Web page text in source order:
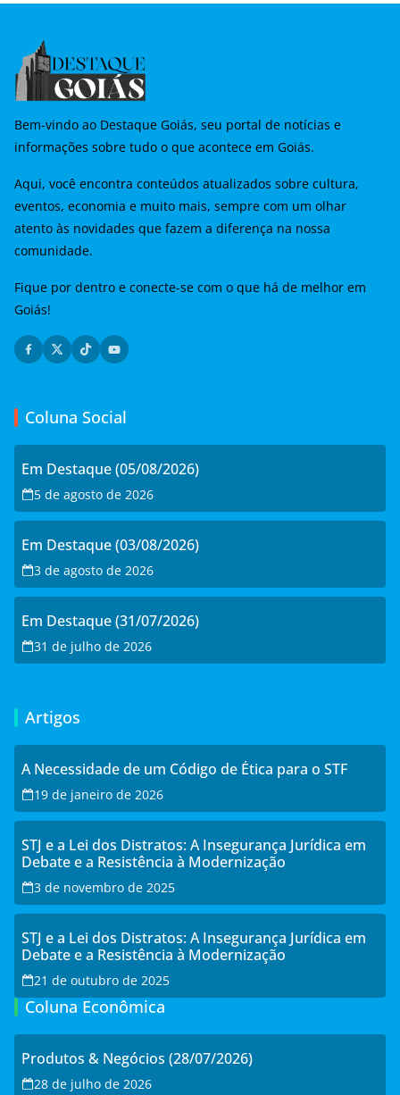
Bem-vindo ao Destaque Goiás, seu portal de notícias e
informações sobre tudo o que acontece em Goiás.
Aqui, você encontra conteúdos atualizados sobre cultura,
eventos, economia e muito mais, sempre com um olhar
atento às novidades que fazem a diferença na nossa
comunidade.
Fique por dentro e conecte-se com o que há de melhor em
Goiás!
Coluna Social
Em Destaque (05/08/2026)
5 de agosto de 2026
Em Destaque (03/08/2026)
3 de agosto de 2026
Em Destaque (31/07/2026)
31 de julho de 2026
Artigos
A Necessidade de um Código de Ética para o STF
19 de janeiro de 2026
STJ e a Lei dos Distratos: A Insegurança Jurídica em
Debate e a Resistência à Modernização
3 de novembro de 2025
STJ e a Lei dos Distratos: A Insegurança Jurídica em
Debate e a Resistência à Modernização
21 de outubro de 2025
Coluna Econômica
Produtos & Negócios (28/07/2026)
28 de julho de 2026